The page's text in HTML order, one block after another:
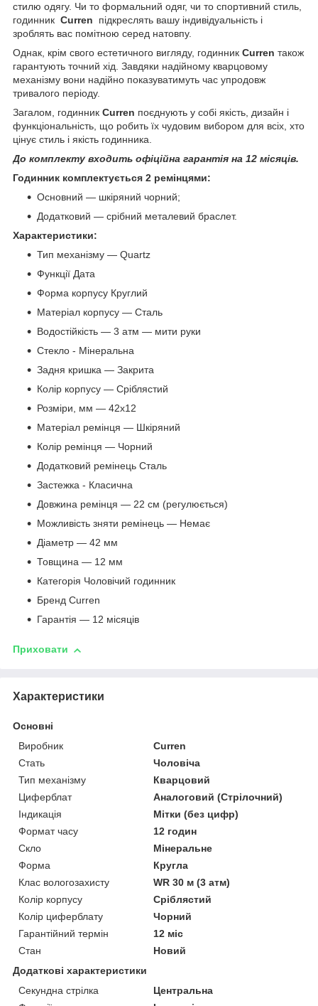
стилю одягу. Чи то формальний одяг, чи то спортивний стиль,
годинник Curren
підкреслять вашу індивідуальність і
зроблять вас помітною серед натовпу.
Однак, крім свого естетичного вигляду, годинник Curren також
гарантують точний хід. Завдяки надійному кварцовому
механізму вони надійно показуватимуть час упродовж
тривалого періоду.
Загалом, годинник Curren поєднують у собі якість, дизайн і
функціональність, що робить їх чудовим вибором для всіх, хто
цінує стиль і якість годинника.
До комплекту входить офіційна гарантія на 12 місяців.
Годинник комплектується 2 ремінцями:
Основний — шкіряний чорний;
Додатковий — срібний металевий браслет.
Характеристики:
Тип механізму — Quartz
Функції Дата
Форма корпусу Круглий
Матеріал корпусу — Сталь
Водостійкість — 3 атм — мити руки
Стекло - Мінеральна
Задня кришка — Закрита
Колір корпусу — Сріблястий
Розміри, мм — 42х12
Матеріал ремінця — Шкіряний
Колір ремінця — Чорний
Додатковий ремінець Сталь
Застежка - Класична
Довжина ремінця — 22 см (регулюється)
Можливість зняти ремінець — Немає
Діаметр — 42 мм
Товщина — 12 мм
Категорія Чоловічий годинник
Бренд Curren
Гарантія — 12 місяців
Приховати
Характеристики
Основні
Виробник
Curren
Стать
Чоловіча
Тип механізму
Кварцовий
Циферблат
Аналоговий (Стрілочний)
Індикація
Мітки (без цифр)
Формат часу
12 годин
Скло
Мінеральне
Форма
Кругла
Клас вологозахисту
WR 30 м (3 атм)
Колір корпусу
Сріблястий
Колір циферблату
Чорний
Гарантійний термін
12 міс
Стан
Новий
Додаткові характеристики
Секундна стрілка
Центральна